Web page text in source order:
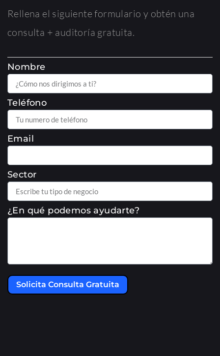
Rellena el siguiente formulario y obtén una
consulta + auditoría gratuita.
Nombre
Teléfono
Email
Sector
¿En qué podemos ayudarte?
Solicita Consulta Gratuita